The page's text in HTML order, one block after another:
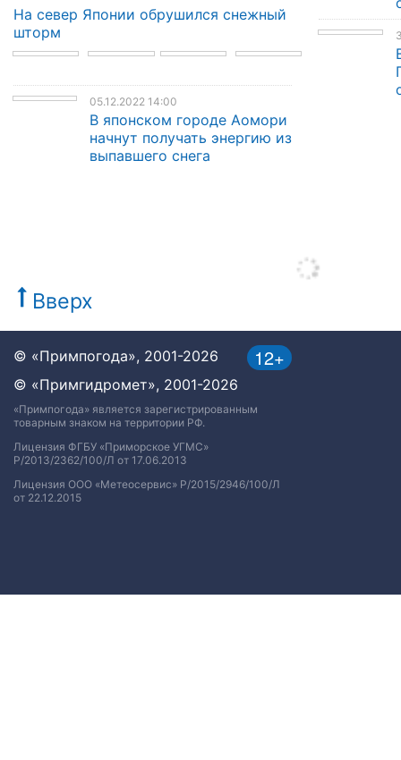
На север Японии обрушился снежный
шторм
05.12.2022 14:00
В японском городе Аомори
начнут получать энергию из
выпавшего снега
Вверх
12+
© «Примпогода», 2001-2026
© «Примгидромет», 2001-2026
«Примпогода» является зарегистрированным
товарным знаком на территории РФ.
Лицензия ФГБУ «Приморское УГМС»
Р/2013/2362/100/Л от 17.06.2013
Лицензия ООО «Метеосервис» Р/2015/2946/100/Л
от 22.12.2015